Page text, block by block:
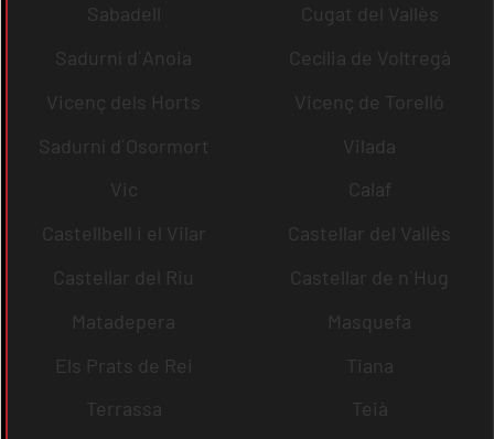
Sabadell
Cugat del Vallès
Sadurní d´Anoia
Cecília de Voltregà
Vicenç dels Horts
Vicenç de Torelló
Sadurní d´Osormort
Vilada
Vic
Calaf
Castellbell i el Vilar
Castellar del Vallès
Castellar del Riu
Castellar de n´Hug
Matadepera
Masquefa
Els Prats de Rei
Tiana
Terrassa
Teià